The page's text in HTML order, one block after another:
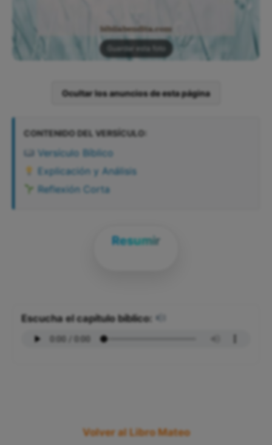
Guardar esta foto
Ocultar los anuncios de esta página
CONTENIDO DEL VERSÍCULO:
Versículo Bíblico
Explicación y Análisis
Reflexión Corta
Resumir
Escucha el capítulo bíblico:
Volver al Libro Mateo